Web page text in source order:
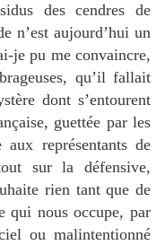
des cendres de
n’est aujourd’hui un
je pu me convaincre,
qu’il fallait
dont s’entourent
guettée par les
aux représentants de
sur la défensive,
rien tant que de
qui nous occupe, par
ou malintentionné